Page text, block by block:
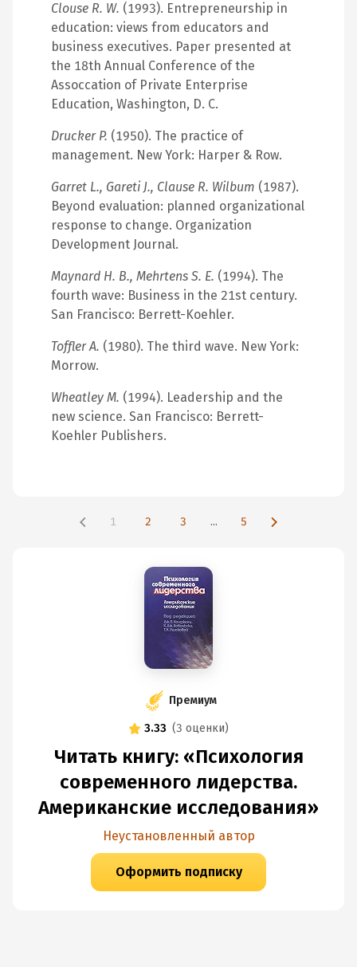
Clouse R. W. (1993). Entrepreneurship in
education: views from educators and
business executives. Paper presented at
the 18th Annual Conference of the
Assoccation of Private Enterprise
Education, Washington, D. C.
Drucker P. (1950). The practice of
management. New York: Harper & Row.
Garret L., Gareti J., Clause R. Wilbum (1987).
Beyond evaluation: planned organizational
response to change. Organization
Development Journal.
Maynard H. B., Mehrtens S. E. (1994). The
fourth wave: Business in the 21st century.
San Francisco: Berrett-Koehler.
Toffler A. (1980). The third wave. New York:
Morrow.
Wheatley M. (1994). Leadership and the
new science. San Francisco: Berrett-
Koehler Publishers.
1 2 3 ... 5
Премиум
3.33 (3 оценки)
Читать книгу: «Психология
современного лидерства.
Американские исследования»
Неустановленный автор
Оформить подписку